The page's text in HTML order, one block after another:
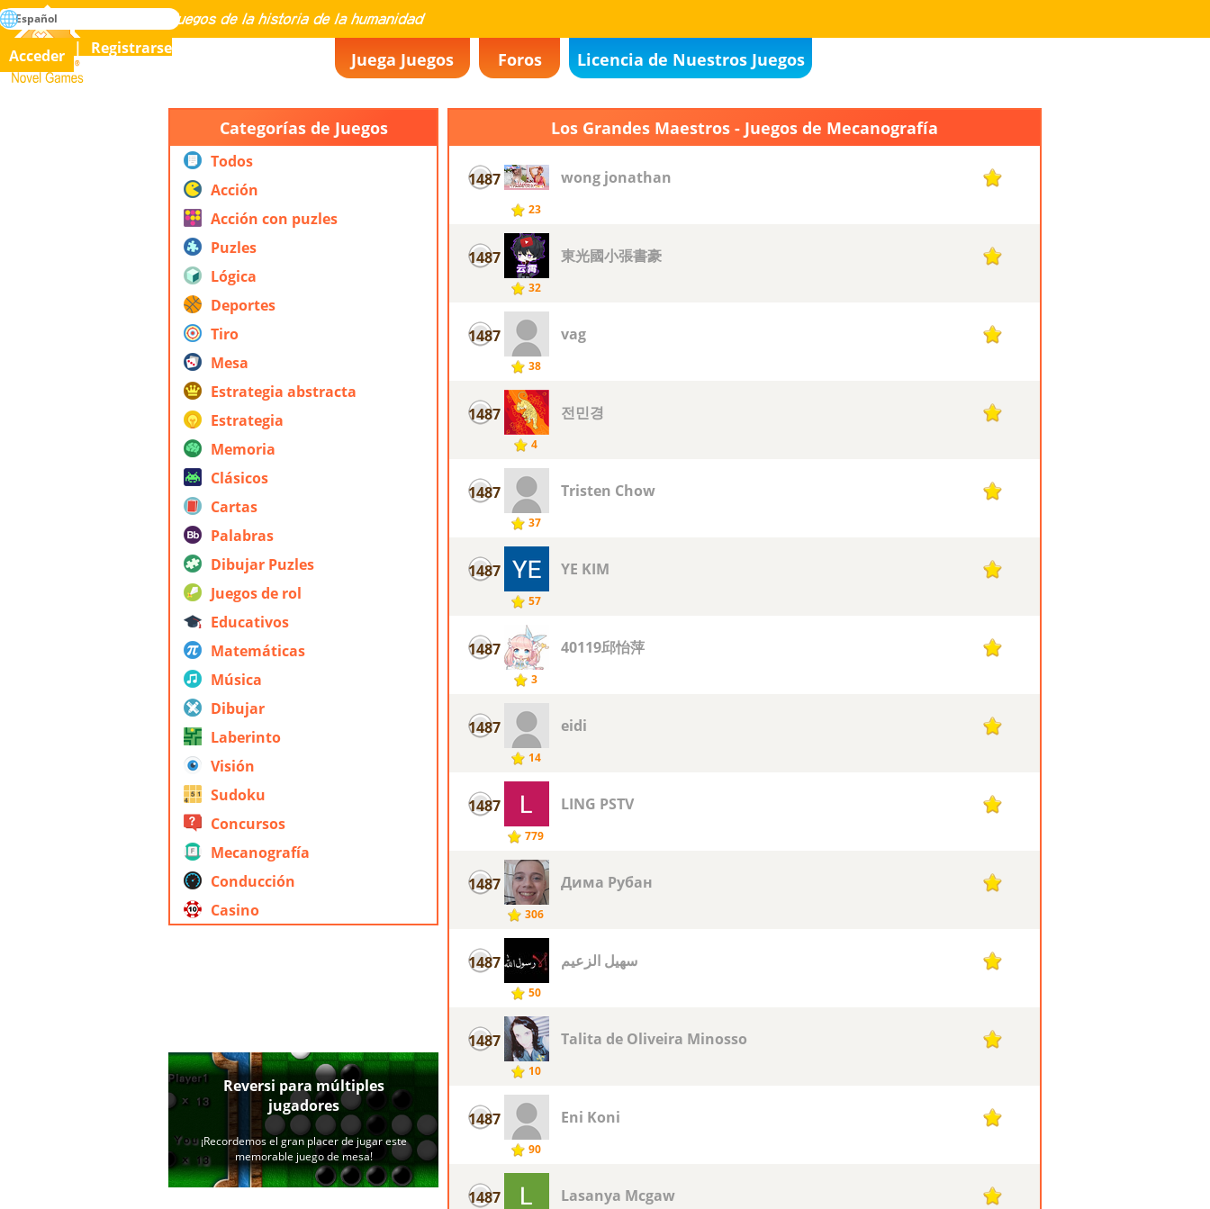
Novel Games
Maestría en todos los juegos de la historia de la humanidad
búsqueda
Juega Juegos Foros Licencia de Nuestros Juegos
Acceder Registrarse
Español
Categorías de Juegos
Todos
Acción
Acción con puzles
Puzles
Lógica
Deportes
Tiro
Mesa
Estrategia abstracta
Estrategia
Memoria
Clásicos
Cartas
Palabras
Dibujar Puzles
Juegos de rol
Educativos
Matemáticas
Música
Dibujar
Laberinto
Visión
Sudoku
Concursos
Mecanografía
Conducción
Casino
Los Grandes Maestros - Juegos de Mecanografía
1487
23
wong jonathan 1
1487
32
東光國小張書豪 1
1487
38
vag 1
1487
4
전민경 1
1487
37
Tristen Chow 1
1487
57
YE KIM 1
1487
3
40119邱怡萍 1
1487
14
eidi 1
1487
779
LING PSTV 1
1487
306
Дима Рубан 1
1487
50
سهيل الزعيم 1
1487
10
Talita de Oliveira Minosso 1
1487
90
Eni Koni 1
1487 Lasanya Mcgaw 1